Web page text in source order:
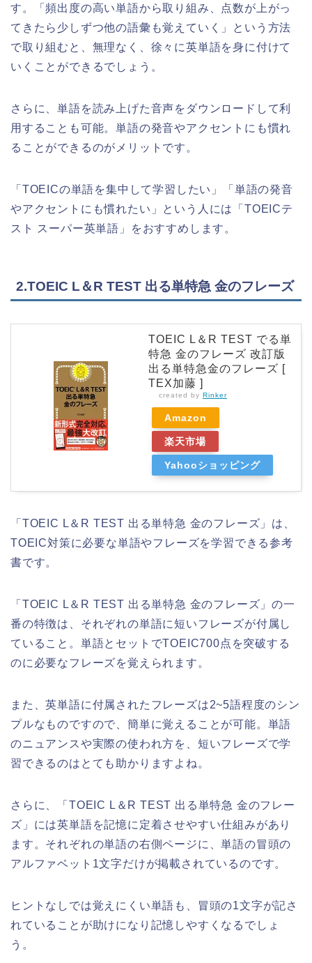
す。「頻出度の高い単語から取り組み、点数が上がっ
てきたら少しずつ他の語彙も覚えていく」という方法
で取り組むと、無理なく、徐々に英単語を身に付けて
いくことができるでしょう。
さらに、単語を読み上げた音声をダウンロードして利
用することも可能。単語の発音やアクセントにも慣れ
ることができるのがメリットです。
「TOEICの単語を集中して学習したい」「単語の発音
やアクセントにも慣れたい」という人には「TOEICテ
スト スーパー英単語」をおすすめします。
2.TOEIC L＆R TEST 出る単特急 金のフレーズ
TOEIC L＆R TEST でる単
特急 金のフレーズ 改訂版
出る単特急金のフレーズ [
TEX加藤 ]
created by Rinker
Amazon
楽天市場
Yahooショッピング
「TOEIC L＆R TEST 出る単特急 金のフレーズ」は、
TOEIC対策に必要な単語やフレーズを学習できる参考
書です。
「TOEIC L＆R TEST 出る単特急 金のフレーズ」の一
番の特徴は、それぞれの単語に短いフレーズが付属し
ていること。単語とセットでTOEIC700点を突破する
のに必要なフレーズを覚えられます。
また、英単語に付属されたフレーズは2~5語程度のシン
プルなものですので、簡単に覚えることが可能。単語
のニュアンスや実際の使われ方を、短いフレーズで学
習できるのはとても助かりますよね。
さらに、「TOEIC L＆R TEST 出る単特急 金のフレー
ズ」には英単語を記憶に定着させやすい仕組みがあり
ます。それぞれの単語の右側ページに、単語の冒頭の
アルファベット1文字だけが掲載されているのです。
ヒントなしでは覚えにくい単語も、冒頭の1文字が記さ
れていることが助けになり記憶しやすくなるでしょ
う。